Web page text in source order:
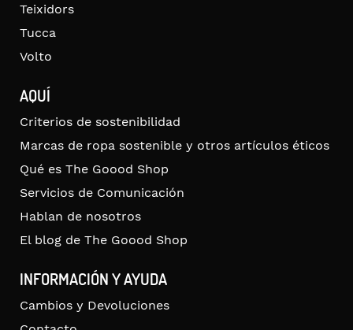
Teixidors
Tucca
Volto
AQUÍ
Criterios de sostenibilidad
Marcas de ropa sostenible y otros artículos éticos
Qué es The Goood Shop
Servicios de Comunicación
Hablan de nosotros
El blog de The Goood Shop
INFORMACIÓN Y AYUDA
Cambios y Devoluciones